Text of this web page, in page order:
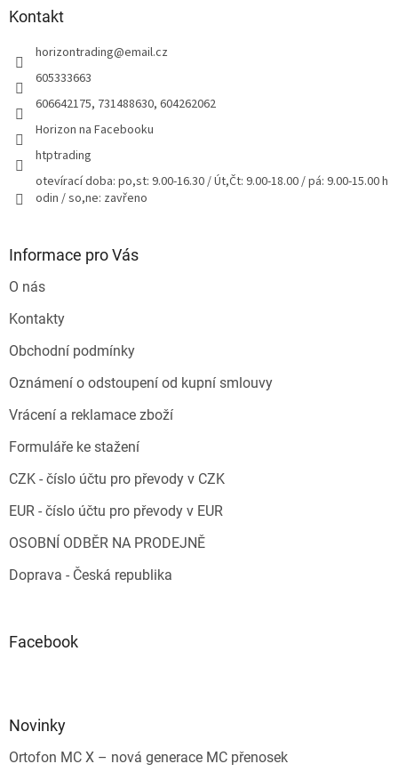
Kontakt
horizontrading@email.cz
605333663
606642175, 731488630, 604262062
Horizon na Facebooku
htptrading
otevírací doba: po,st: 9.00-16.30 / Út,Čt: 9.00-18.00 / pá: 9.00-15.00 h
odin / so,ne: zavřeno
Informace pro Vás
O nás
Kontakty
Obchodní podmínky
Oznámení o odstoupení od kupní smlouvy
Vrácení a reklamace zboží
Formuláře ke stažení
CZK - číslo účtu pro převody v CZK
EUR - číslo účtu pro převody v EUR
OSOBNÍ ODBĚR NA PRODEJNĚ
Doprava - Česká republika
Facebook
Novinky
Ortofon MC X – nová generace MC přenosek